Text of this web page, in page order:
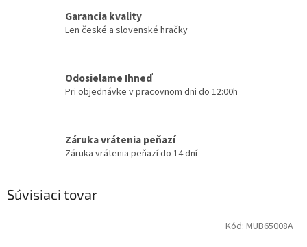
Garancia kvality
Len české a slovenské hračky
Odosielame Ihneď
Pri objednávke v pracovnom dni do 12:00h
Záruka vrátenia peňazí
Záruka vrátenia peňazí do 14 dní
Súvisiaci tovar
Kód: MUB65008A